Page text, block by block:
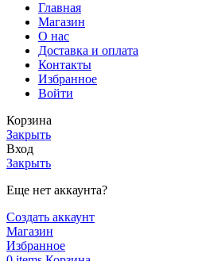
Главная
Магазин
О нас
Доставка и оплата
Контакты
Избранное
Войти
Корзина
Закрыть
Вход
Закрыть
Еще нет аккаунта?
Создать аккаунт
Магазин
Избранное